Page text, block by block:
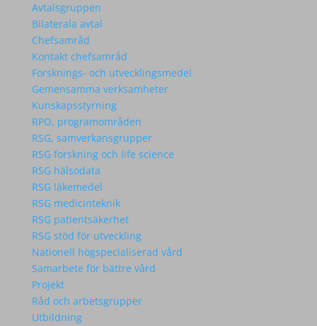
Avtalsgruppen
Bilaterala avtal
Chefsamråd
Kontakt chefsamråd
Forsknings- och utvecklingsmedel
Gemensamma verksamheter
Kunskapsstyrning
RPO, programområden
RSG, samverkansgrupper
RSG forskning och life science
RSG hälsodata
RSG läkemedel
RSG medicinteknik
RSG patientsäkerhet
RSG stöd för utveckling
Nationell högspecialiserad vård
Samarbete för bättre vård
Projekt
Råd och arbetsgrupper
Utbildning